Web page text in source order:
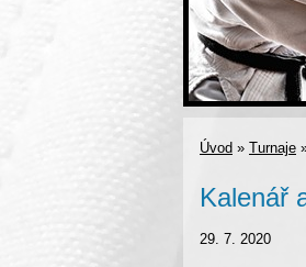
Úvod » Turnaje
Kalenář
29. 7. 2020